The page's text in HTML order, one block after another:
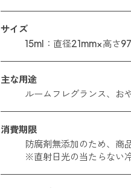
サイズ
15ml：直径21mm×高さ
主な用途
ルームフレグランス、お
消費期限
防腐剤無添加のため、商
※直射日光の当たらない